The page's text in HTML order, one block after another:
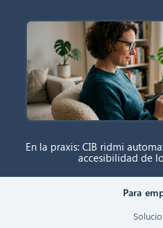
En la praxis: CIB ridmi
accesibilidad de
Para